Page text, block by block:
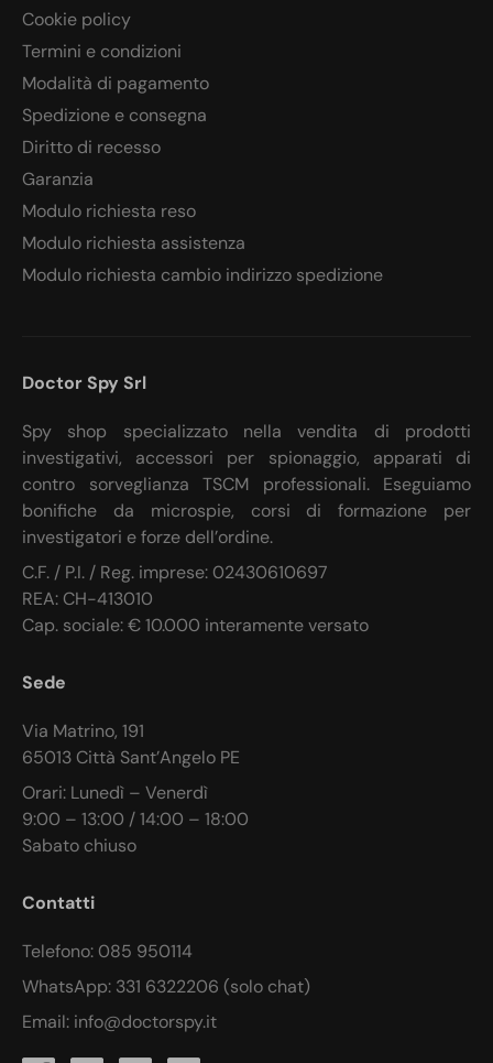
Cookie policy
Termini e condizioni
Modalità di pagamento
Spedizione e consegna
Diritto di recesso
Garanzia
Modulo richiesta reso
Modulo richiesta assistenza
Modulo richiesta cambio indirizzo spedizione
Doctor Spy Srl
Spy shop specializzato nella vendita di prodotti
investigativi, accessori per spionaggio, apparati di
contro sorveglianza TSCM professionali. Eseguiamo
bonifiche da microspie, corsi di formazione per
investigatori e forze dell’ordine.
C.F. / P.I. / Reg. imprese: 02430610697
REA: CH-413010
Cap. sociale: € 10.000 interamente versato
Sede
Via Matrino, 191
65013 Città Sant’Angelo PE
Orari: Lunedì – Venerdì
9:00 – 13:00 / 14:00 – 18:00
Sabato chiuso
Contatti
Telefono: 085 950114
WhatsApp: 331 6322206 (solo chat)
Email: info@doctorspy.it